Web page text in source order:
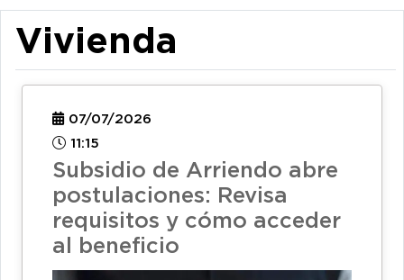
Vivienda
07/07/2026
11:15
Subsidio de Arriendo abre
postulaciones: Revisa
requisitos y cómo acceder
al beneficio